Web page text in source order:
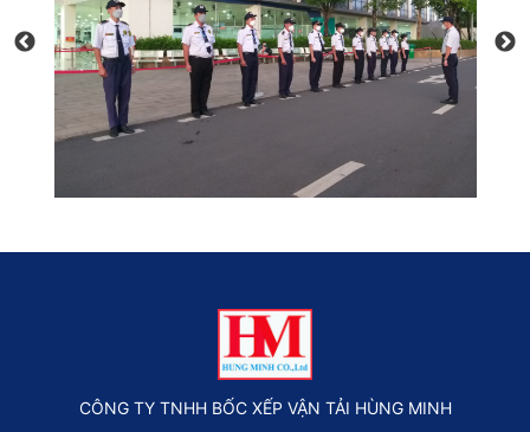
CÔNG TY TNHH BỐC XẾP VẬN TẢI HÙNG MINH